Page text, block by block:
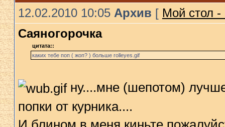
12.02.2010 10:05 Архив [ Мой стол -
Саяногорочка
цитата::
каких тебе поп ( жоп? ) больше rolleyes.gif
ну....мне (шепотом)
попки от курника....